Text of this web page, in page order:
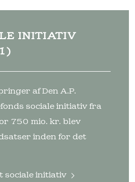
INITIATIV
af Den A.P.
sociale initiativ fra
750 mio. kr. blev
inden for det
sociale initiativ